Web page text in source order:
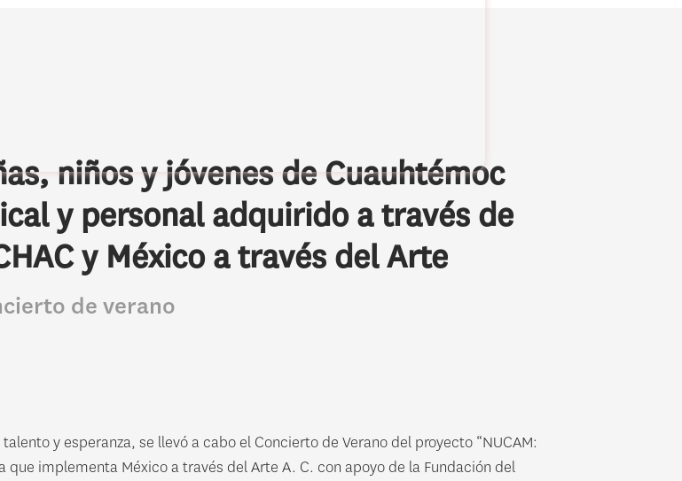
niños y jóvenes de Cuauhtémoc
y personal adquirido a través de
y México a través del Arte
de verano
y esperanza, se llevó a cabo el Concierto de Verano del proyecto “NUCAM:
implementa México a través del Arte A. C. con apoyo de la Fundación del